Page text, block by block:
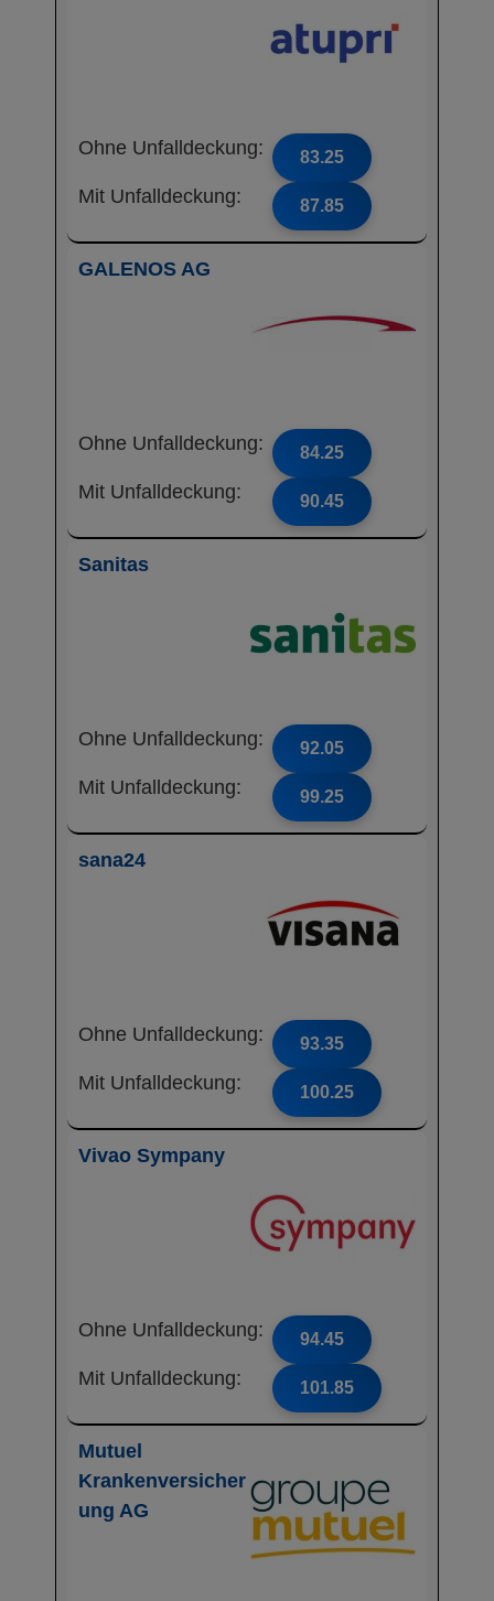
Ohne Unfalldeckung: 83.25
Mit Unfalldeckung: 87.85
GALENOS AG
Ohne Unfalldeckung: 84.25
Mit Unfalldeckung: 90.45
Sanitas
Ohne Unfalldeckung: 92.05
Mit Unfalldeckung: 99.25
sana24
Ohne Unfalldeckung: 93.35
Mit Unfalldeckung: 100.25
Vivao Sympany
Ohne Unfalldeckung: 94.45
Mit Unfalldeckung: 101.85
Mutuel
Krankenversicher
ung AG